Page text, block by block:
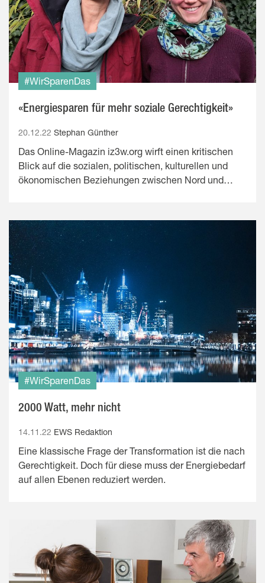
#WirSparenDas
«Energiesparen für mehr soziale Gerechtigkeit»
20.12.22 Stephan Günther
Das Online-Magazin iz3w.org wirft einen kritischen
Blick auf die sozialen, politischen, kulturellen und
ökonomischen Beziehungen zwischen Nord und…
#WirSparenDas
2000 Watt, mehr nicht
14.11.22 EWS Redaktion
Eine klassische Frage der Transformation ist die nach
Gerechtigkeit. Doch für diese muss der Energiebedarf
auf allen Ebenen reduziert werden.